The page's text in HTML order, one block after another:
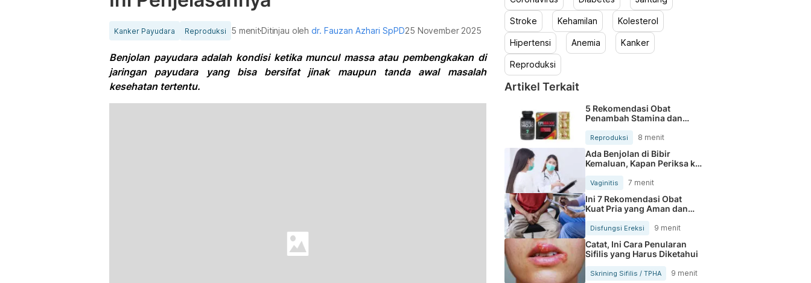
Kanker Payudara Reproduksi 5 menitDitinjau olehdr. Fauzan Azhari SpPD25 November 2025
Benjolan payudara adalah kondisi ketika muncul massa atau pembengkakan di
jaringan payudara yang bisa bersifat jinak maupun tanda awal masalah
kesehatan tertentu.
Stroke Kehamilan Kolesterol
Hipertensi Anemia Kanker
Reproduksi
Artikel Terkait
5 Rekomendasi Obat
Penambah Stamina dan
Reproduksi 8 menit
Ada Benjolan di Bibir
Kemaluan, Kapan Periksa ke
Vaginitis 7 menit
Ini 7 Rekomendasi Obat
Kuat Pria yang Aman dan
Efektif
Disfungsi Ereksi 9 menit
Catat, Ini Cara Penularan
Sifilis yang Harus Diketahui
Skrining Sifilis / TPHA 9 menit